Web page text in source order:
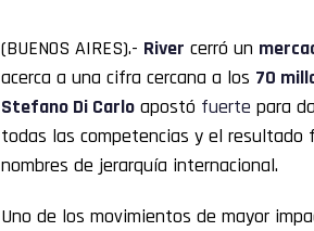
(BUENOS AIRES).- River cerró un
acerca a una cifra cercana a los 70
Stefano Di Carlo apostó fuerte para
todas las competencias y el
nombres de jerarquía internacional.
Uno de los movimientos de mayor